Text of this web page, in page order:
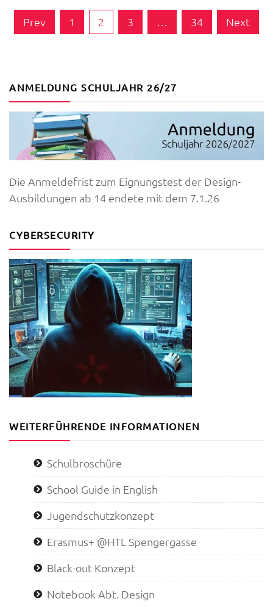
Fluch“
Seitennummerierung
der
Prev 1 2 3 … 34 Next
ANMELDUNG SCHULJAHR 26/27
Die Anmeldefrist zum Eignungstest der Design-
Ausbildungen ab 14 endete mit dem 7.1.26
CYBERSECURITY
WEITERFÜHRENDE INFORMATIONEN
Schulbroschüre
School Guide in English
Jugendschutzkonzept
Erasmus+ @HTL Spengergasse
Black-out Konzept
Notebook Abt. Design